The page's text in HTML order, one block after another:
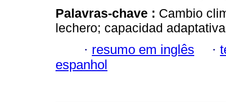
Palavras-chave : Cambio
lechero; capacidad
· resumo em inglês ·
espanhol